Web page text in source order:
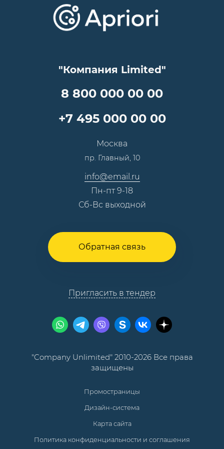
"Компания Limited"
8 800 000 00 00
+7 495 000 00 00
Москва
пр. Главный, 10
info@email.ru
Пн-пт 9-18
Сб-Вс выходной
Обратная связь
Пригласить в тендер
Онлайн поддержка
Скидки и бонусы
Оптовым клиентам
Вопрос-ответ
Презентации и каталоги
Достижения и награды
Специалисты
"Company Unlimited" 2010-2026 Все права
защищены
Промостраницы
Дизайн-система
Карта сайта
Политика конфиденциальности и соглашения